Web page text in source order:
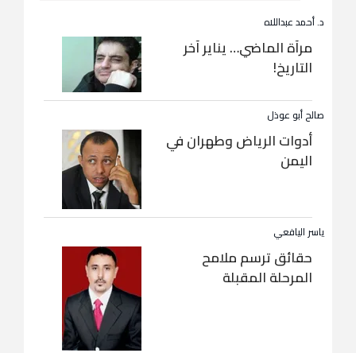
د. أحمد عبداللاه
مرآة الماضي… يناير آخر
التاريخ!
صالح أبو عوذل
أدوات الرياض وطهران في
اليمن
ياسر اليافعي
حقائق ترسم ملامح
المرحلة المقبلة